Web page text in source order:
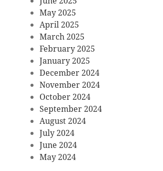
May 2025
April 2025
March 2025
February 2025
January 2025
December 2024
November 2024
October 2024
September 2024
August 2024
July 2024
June 2024
May 2024